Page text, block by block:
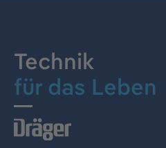
Technik
für das Leben